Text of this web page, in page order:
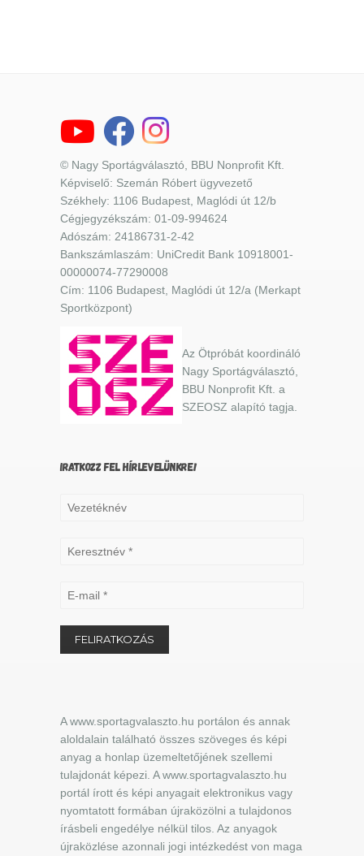
© Nagy Sportágválasztó, BBU Nonprofit Kft.
Képviselő: Szemán Róbert ügyvezető
Székhely: 1106 Budapest, Maglódi út 12/b
Cégjegyzékszám: 01-09-994624
Adószám: 24186731-2-42
Bankszámlaszám: UniCredit Bank 10918001-
00000074-77290008
Cím: 1106 Budapest, Maglódi út 12/a (Merkapt
Sportközpont)
Az Ötpróbát koordináló
Nagy Sportágválasztó,
BBU Nonprofit Kft. a
SZEOSZ alapító tagja.
IRATKOZZ FEL HÍRLEVELÜNKRE!
A www.sportagvalaszto.hu portálon és annak
aloldalain található összes szöveges és képi
anyag a honlap üzemeltetőjének szellemi
tulajdonát képezi. A www.sportagvalaszto.hu
portál írott és képi anyagait elektronikus vagy
nyomtatott formában újraközölni a tulajdonos
írásbeli engedélye nélkül tilos. Az anyagok
újraközlése azonnali jogi intézkedést von maga